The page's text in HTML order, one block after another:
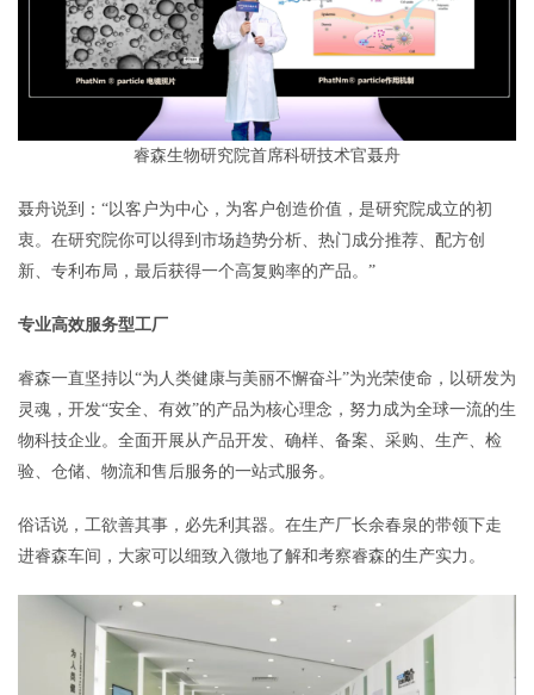
睿森生物研究院首席科研技术官聂舟
聂舟说到：“以客户为中心，为客户创造价值，是研究院成立的初
衷。在研究院你可以得到市场趋势分析、热门成分推荐、配方创
新、专利布局，最后获得一个高复购率的产品。”
专业高效服务型工厂
睿森一直坚持以“为人类健康与美丽不懈奋斗”为光荣使命，以研发为
灵魂，开发“安全、有效”的产品为核心理念，努力成为全球一流的生
物科技企业。全面开展从产品开发、确样、备案、采购、生产、检
验、仓储、物流和售后服务的一站式服务。
俗话说，工欲善其事，必先利其器。在生产厂长余春泉的带领下走
进睿森车间，大家可以细致入微地了解和考察睿森的生产实力。